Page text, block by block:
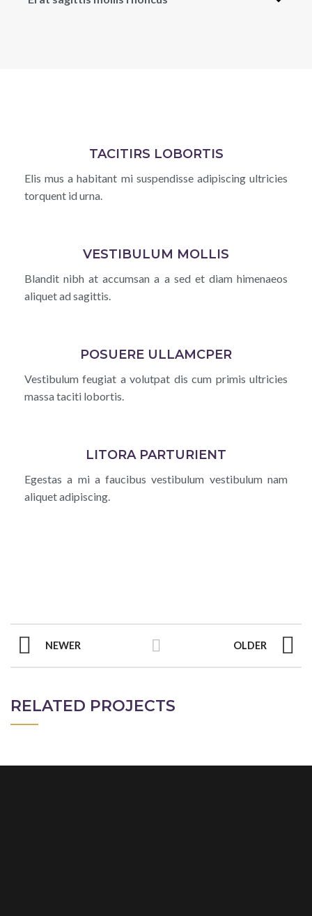
TACITIRS LOBORTIS
Elis mus a habitant mi suspendisse adipiscing ultricies
torquent id urna.
VESTIBULUM MOLLIS
Blandit nibh at accumsan a a sed et diam himenaeos
aliquet ad sagittis.
POSUERE ULLAMCPER
Vestibulum feugiat a volutpat dis cum primis ultricies
massa taciti lobortis.
LITORA PARTURIENT
Egestas a mi a faucibus vestibulum vestibulum nam
aliquet adipiscing.
NEWER OLDER
RELATED PROJECTS